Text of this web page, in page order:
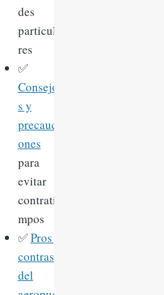
des
particula
res
✅
Consejo
s y
precauci
ones
para
evitar
contratie
mpos
✅Pros y
contras
del